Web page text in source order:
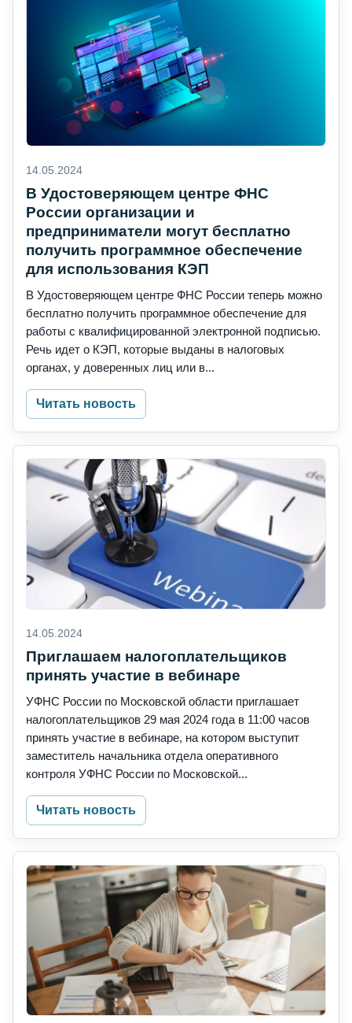
14.05.2024
В Удостоверяющем центре ФНС
России организации и
предприниматели могут бесплатно
получить программное обеспечение
для использования КЭП
В Удостоверяющем центре ФНС России теперь можно
бесплатно получить программное обеспечение для
работы с квалифицированной электронной подписью.
Речь идет о КЭП, которые выданы в налоговых
органах, у доверенных лиц или в...
Читать новость
14.05.2024
Приглашаем налогоплательщиков
принять участие в вебинаре
УФНС России по Московской области приглашает
налогоплательщиков 29 мая 2024 года в 11:00 часов
принять участие в вебинаре, на котором выступит
заместитель начальника отдела оперативного
контроля УФНС России по Московской...
Читать новость